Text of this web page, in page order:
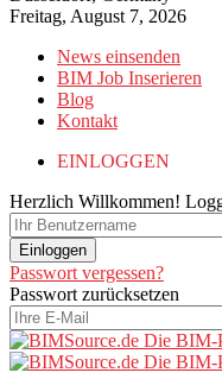
Freitag, August 7, 2026
News einsenden
BIM Job Inserieren
Blog
Kontakt
EINLOGGEN
Herzlich Willkommen!
Passwort vergessen?
Passwort zurücksetzen